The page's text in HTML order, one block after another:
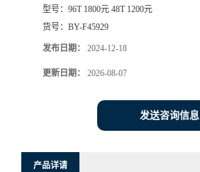
型号： 96T 1800元 48T 1200元
货号： BY-F45929
发布日期： 2024-12-18
更新日期： 2026-08-07
发送咨询信息
产品详请